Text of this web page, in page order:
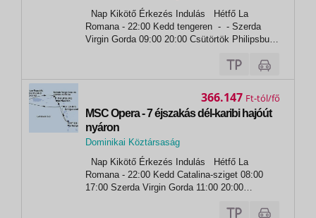
La Romana
Romana - 22:00 Kedd tengeren - - Szerda
Virgin Gorda 09:00 20:00 Csütörtök Philipsburg
Catalina-sziget...
MSC Opera - 7 éjszakás dél-karibi hajóút
nyáron
Dominikai Köztársaság
La Romana
Romana - 22:00 Kedd Catalina-sziget 08:00
17:00 Szerda Virgin Gorda 11:00 20:00
366.147 Ft